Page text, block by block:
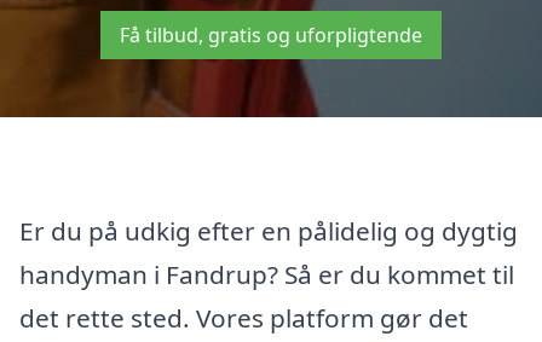
Få tilbud, gratis og uforpligtende
Er du på udkig efter en pålidelig og dygtig
handyman i Fandrup? Så er du kommet til
det rette sted. Vores platform gør det